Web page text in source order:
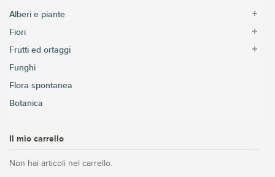
Alberi e piante
Fiori
Frutti ed ortaggi
Funghi
Flora spontanea
Botanica
Il mio carrello
Non hai articoli nel carrello.